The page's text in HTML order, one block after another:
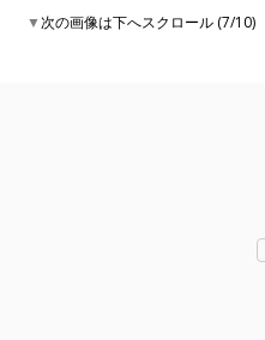
▼次の画像は下へスクロール (7/10)